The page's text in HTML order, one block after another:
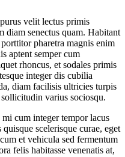
velit lectus primis
diam senectus quam. Habitant
pharetra magnis enim
aptent semper cum
rhoncus, et sodales primis
integer dis cubilia
diam facilisis ultricies turpis
varius sociosqu.
cum integer tempor lacus
scelerisque curae, eget
et vehicula sed fermentum
felis habitasse venenatis at,